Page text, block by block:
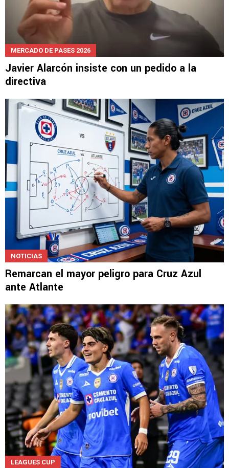
MERCADO DE PASES 2026
Javier Alarcón insiste con un pedido a la
directiva
NOTICIAS
Remarcan el mayor peligro para Cruz Azul
ante Atlante
LEAGUES CUP